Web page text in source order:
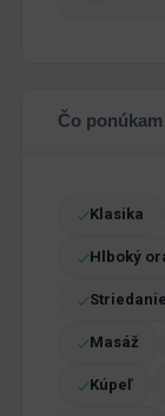
Čo ponúkam
Klasika
Hlboký
Masáž
Kúpeľ